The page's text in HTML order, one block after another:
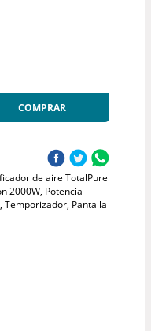
COMPRAR
de aire TotalPure
2000W, Potencia
Temporizador, Pantalla